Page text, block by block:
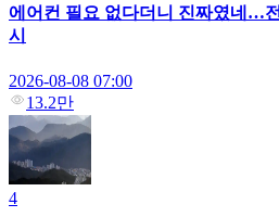
에어컨 필요 없다더니 진짜였네…
시
2026-08-08 07:00
13.2만
4